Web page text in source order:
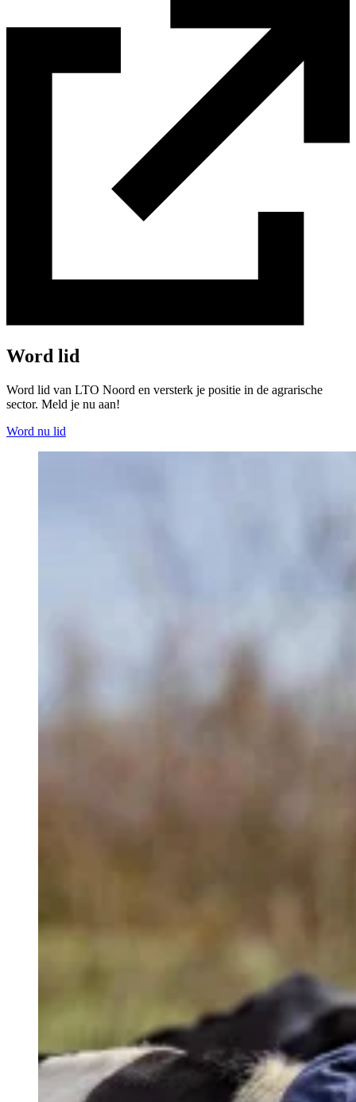
Word lid
Word lid van LTO Noord en versterk je positie in de agrarische
sector. Meld je nu aan!
Word nu lid